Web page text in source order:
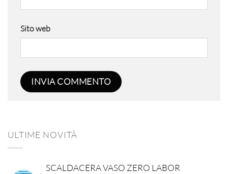
Sito web
ULTIME NOVITÀ
SCALDACERA VASO ZERO LABOR